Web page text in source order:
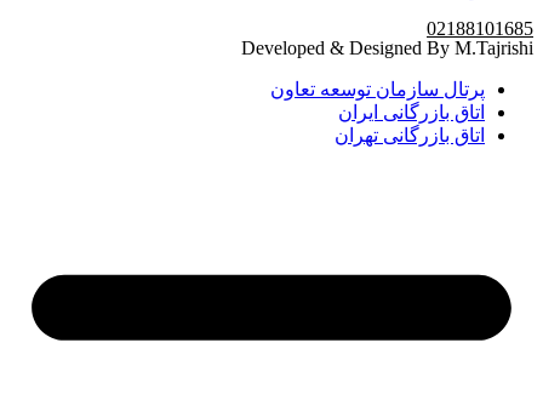
02188101685
Developed & Designed By M.Tajrishi
پرتال سازمان توسعه تعاون
اتاق بازرگانی ایران
اتاق بازرگانی تهران